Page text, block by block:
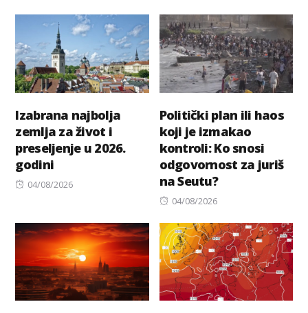
Izabrana najbolja
zemlja za život i
preseljenje u 2026.
godini
Posted
04/08/2026
Politički plan ili haos
koji je izmakao
kontroli: Ko snosi
odgovornost za juriš
na Seutu?
Posted
04/08/2026